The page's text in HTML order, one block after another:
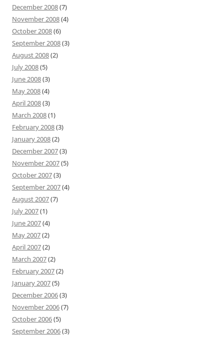
December 2008(7)
November 2008(4)
October 2008(6)
September 2008(3)
August 2008(2)
July 2008(5)
June 2008(3)
May 2008(4)
April 2008(3)
March 2008(1)
February 2008(3)
January 2008(2)
December 2007(3)
November 2007(5)
October 2007(3)
September 2007(4)
August 2007(7)
July 2007(1)
June 2007(4)
May 2007(2)
April 2007(2)
March 2007(2)
February 2007(2)
January 2007(5)
December 2006(3)
November 2006(7)
October 2006(5)
September 2006(3)